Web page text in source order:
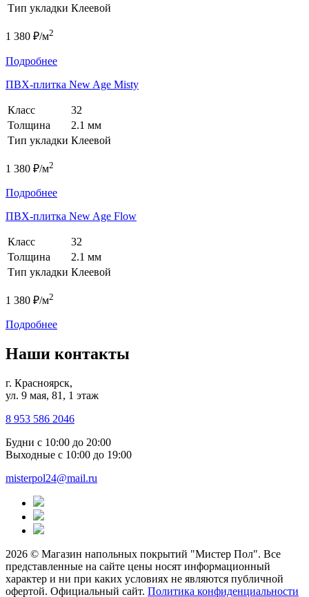
Тип укладки Клеевой
1 380 ₽/м2
Подробнее
ПВХ-плитка New Age Misty
Класс
32
Толщина
2.1 мм
Тип укладки Клеевой
1 380 ₽/м2
Подробнее
ПВХ-плитка New Age Flow
Класс
32
Толщина
2.1 мм
Тип укладки Клеевой
1 380 ₽/м2
Подробнее
Наши контакты
г. Красноярск,
ул. 9 мая, 81, 1 этаж
8 953 586 2046
Будни с 10:00 до 20:00
Выходные с 10:00 до 19:00
misterpol24@mail.ru
2026 © Магазин напольных покрытий "Мистер Пол". Все
представленные на сайте цены носят информационный
характер и ни при каких условиях не являются публичной
офертой. Официальный сайт. Политика конфиденциальности